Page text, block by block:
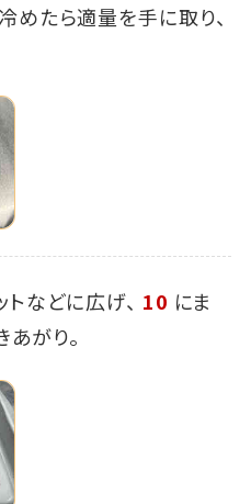
めたら適量を手に取り、
などに広げ、 10 にま
がり。